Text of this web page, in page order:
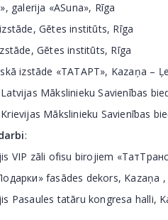
galerija «ASuna», Rīga
Gētes institūts, Rīga
Gētes institūts, Rīga
izstāde «ТАТАРТ», Kazaņa –
Mākslinieku Savienības
Mākslinieku Savienības
:
VIP zāli ofisu birojiem
fasādes dekors, Kazaņa
Pasaules tatāru kongresa halli,